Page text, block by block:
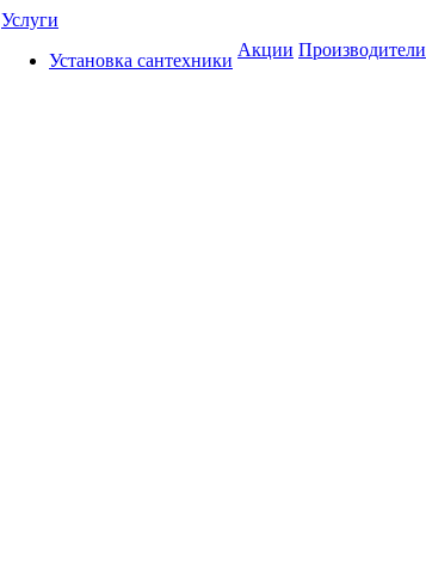
Услуги
Установка сантехники
Акции Производители